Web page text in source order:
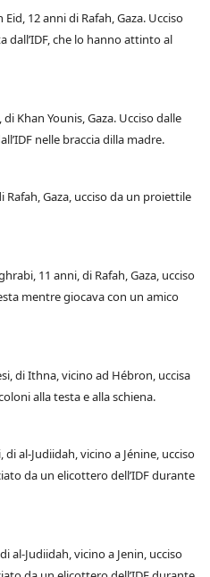
12 anni di Rafah, Gaza. Ucciso
dall’IDF, che lo hanno attinto al
Khan Younis, Gaza. Ucciso dalle
nelle braccia dilla madre.
Rafah, Gaza, ucciso da un proiettile
11 anni, di Rafah, Gaza, ucciso
mentre giocava con un amico
di Ithna, vicino ad Hébron, uccisa
alla testa e alla schiena.
al-Judiidah, vicino a Jénine, ucciso
da un elicottero dell’IDF durante
al-Judiidah, vicino a Jenin, ucciso